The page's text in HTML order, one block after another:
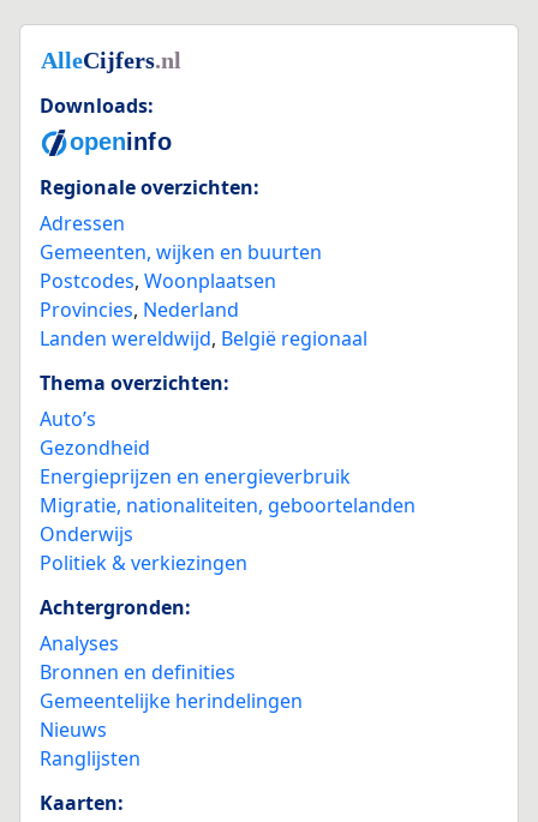
Downloads:
Regionale overzichten:
Adressen
Gemeenten, wijken en buurten
Postcodes, Woonplaatsen
Provincies, Nederland
Landen wereldwijd, België regionaal
Thema overzichten:
Auto’s
Gezondheid
Energieprijzen en energieverbruik
Migratie, nationaliteiten, geboortelanden
Onderwijs
Politiek & verkiezingen
Achtergronden:
Analyses
Bronnen en definities
Gemeentelijke herindelingen
Nieuws
Ranglijsten
Kaarten: